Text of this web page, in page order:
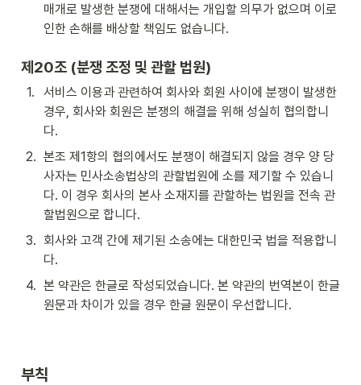
매개로 발생한 분쟁에 대해서는 개입할 의무가 없으며 이로
인한 손해를 배상할 책임도 없습니다.
제20조 (분쟁 조정 및 관할 법원)
1.
서비스 이용과 관련하여 회사와 회원 사이에 분쟁이 발생한
경우, 회사와 회원은 분쟁의 해결을 위해 성실히 협의합니
다.
2. 본조 제1항의 협의에서도 분쟁이 해결되지 않을 경우 양 당
사자는 민사소송법상의 관할법원에 소를 제기할 수 있습니
다. 이 경우 회사의 본사 소재지를 관할하는 법원을 전속 관
할법원으로 합니다.
3. 회사와 고객 간에 제기된 소송에는 대한민국 법을 적용합니
다.
4. 본 약관은 한글로 작성되었습니다. 본 약관의 번역본이 한글
원문과 차이가 있을 경우 한글 원문이 우선합니다.
부칙